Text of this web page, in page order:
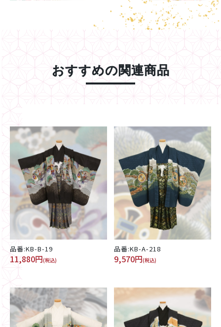
おすすめの関連商品
品番:KB-B-19
11,880円(税込)
品番:KB-A-218
9,570円(税込)